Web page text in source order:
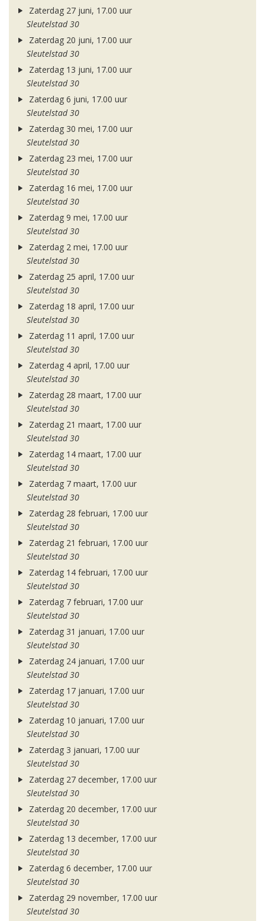
Zaterdag 27 juni, 17.00 uur
Sleutelstad 30
Zaterdag 20 juni, 17.00 uur
Sleutelstad 30
Zaterdag 13 juni, 17.00 uur
Sleutelstad 30
Zaterdag 6 juni, 17.00 uur
Sleutelstad 30
Zaterdag 30 mei, 17.00 uur
Sleutelstad 30
Zaterdag 23 mei, 17.00 uur
Sleutelstad 30
Zaterdag 16 mei, 17.00 uur
Sleutelstad 30
Zaterdag 9 mei, 17.00 uur
Sleutelstad 30
Zaterdag 2 mei, 17.00 uur
Sleutelstad 30
Zaterdag 25 april, 17.00 uur
Sleutelstad 30
Zaterdag 18 april, 17.00 uur
Sleutelstad 30
Zaterdag 11 april, 17.00 uur
Sleutelstad 30
Zaterdag 4 april, 17.00 uur
Sleutelstad 30
Zaterdag 28 maart, 17.00 uur
Sleutelstad 30
Zaterdag 21 maart, 17.00 uur
Sleutelstad 30
Zaterdag 14 maart, 17.00 uur
Sleutelstad 30
Zaterdag 7 maart, 17.00 uur
Sleutelstad 30
Zaterdag 28 februari, 17.00 uur
Sleutelstad 30
Zaterdag 21 februari, 17.00 uur
Sleutelstad 30
Zaterdag 14 februari, 17.00 uur
Sleutelstad 30
Zaterdag 7 februari, 17.00 uur
Sleutelstad 30
Zaterdag 31 januari, 17.00 uur
Sleutelstad 30
Zaterdag 24 januari, 17.00 uur
Sleutelstad 30
Zaterdag 17 januari, 17.00 uur
Sleutelstad 30
Zaterdag 10 januari, 17.00 uur
Sleutelstad 30
Zaterdag 3 januari, 17.00 uur
Sleutelstad 30
Zaterdag 27 december, 17.00 uur
Sleutelstad 30
Zaterdag 20 december, 17.00 uur
Sleutelstad 30
Zaterdag 13 december, 17.00 uur
Sleutelstad 30
Zaterdag 6 december, 17.00 uur
Sleutelstad 30
Zaterdag 29 november, 17.00 uur
Sleutelstad 30